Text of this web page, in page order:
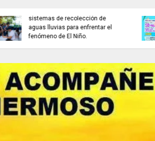
invitaciones públicas para
fortalecer las economías
culturales y creativas.